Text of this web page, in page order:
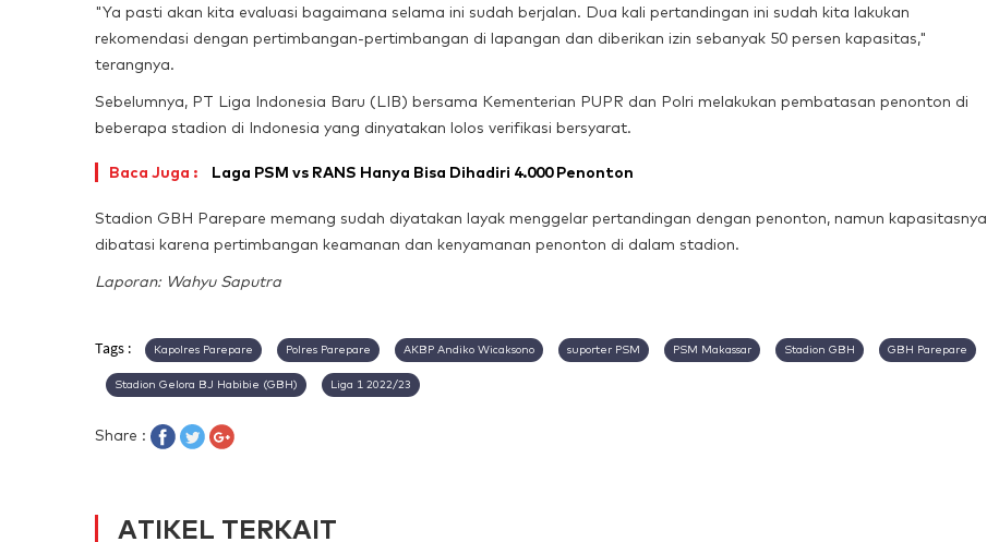
"Ya pasti akan kita evaluasi bagaimana selama ini sudah berjalan. Dua kali pertandingan ini sudah kita lakukan
rekomendasi dengan pertimbangan-pertimbangan di lapangan dan diberikan izin sebanyak 50 persen kapasitas,"
terangnya.
Sebelumnya, PT Liga Indonesia Baru (LIB) bersama Kementerian PUPR dan Polri melakukan pembatasan penonton di
beberapa stadion di Indonesia yang dinyatakan lolos verifikasi bersyarat.
Baca Juga : Laga PSM vs RANS Hanya Bisa Dihadiri 4.000 Penonton
Stadion GBH Parepare memang sudah diyatakan layak menggelar pertandingan dengan penonton, namun kapasitasnya
dibatasi karena pertimbangan keamanan dan kenyamanan penonton di dalam stadion.
Laporan: Wahyu Saputra
Tags : Kapolres Parepare Polres Parepare AKBP Andiko Wicaksono suporter PSM PSM Makassar Stadion GBH GBH Parepare
Stadion Gelora BJ Habibie (GBH) Liga 1 2022/23
Share :
ATIKEL TERKAIT